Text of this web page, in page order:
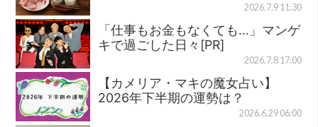
2026.7.9 11:30
「仕事もお金もなくても…」マンゲ
キで過ごした日々[PR]
2026.7.8 17:00
【カメリア・マキの魔女占い】
2026年下半期の運勢は？
2026.6.29 06:00